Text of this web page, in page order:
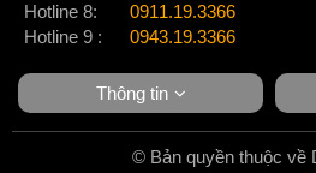
Hotline 8:
0911.19.3366
Hotline 9 :
0943.19.3366
Thông tin
© Bản quyền thuộc về